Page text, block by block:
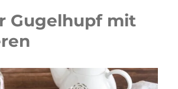
Gugelhupf mit